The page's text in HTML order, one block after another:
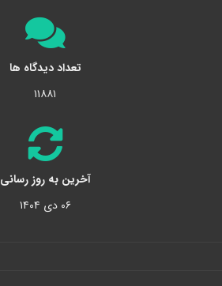
تعداد دیدگاه ها
۱۱۸۸۱
آخرین به روز رسانی
۰۶ دی ۱۴۰۴